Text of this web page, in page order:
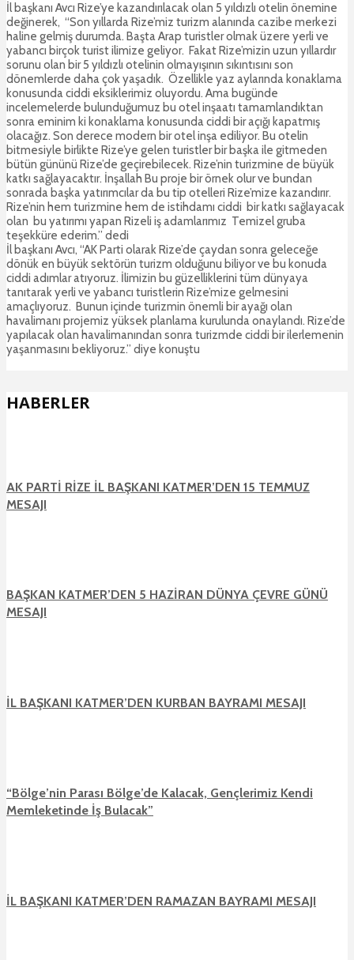
İl başkanı Avcı Rize’ye kazandırılacak olan 5 yıldızlı otelin önemine
değinerek, “Son yıllarda Rize’miz turizm alanında cazibe merkezi
haline gelmiş durumda. Başta Arap turistler olmak üzere yerli ve
yabancı birçok turist ilimize geliyor. Fakat Rize’mizin uzun yıllardır
sorunu olan bir 5 yıldızlı otelinin olmayışının sıkıntısını son
dönemlerde daha çok yaşadık. Özellikle yaz aylarında konaklama
konusunda ciddi eksiklerimiz oluyordu. Ama bugünde
incelemelerde bulunduğumuz bu otel inşaatı tamamlandıktan
sonra eminim ki konaklama konusunda ciddi bir açığı kapatmış
olacağız. Son derece modern bir otel inşa ediliyor. Bu otelin
bitmesiyle birlikte Rize’ye gelen turistler bir başka ile gitmeden
bütün gününü Rize’de geçirebilecek. Rize’nin turizmine de büyük
katkı sağlayacaktır. İnşallah Bu proje bir örnek olur ve bundan
sonrada başka yatırımcılar da bu tip otelleri Rize’mize kazandırır.
Rize’nin hem turizmine hem de istihdamı ciddi bir katkı sağlayacak
olan bu yatırımı yapan Rizeli iş adamlarımız Temizel gruba
teşekküre ederim.” dedi
İl başkanı Avcı, “AK Parti olarak Rize’de çaydan sonra geleceğe
dönük en büyük sektörün turizm olduğunu biliyor ve bu konuda
ciddi adımlar atıyoruz. İlimizin bu güzelliklerini tüm dünyaya
tanıtarak yerli ve yabancı turistlerin Rize’mize gelmesini
amaçlıyoruz. Bunun içinde turizmin önemli bir ayağı olan
havalimanı projemiz yüksek planlama kurulunda onaylandı. Rize’de
yapılacak olan havalimanından sonra turizmde ciddi bir ilerlemenin
yaşanmasını bekliyoruz.” diye konuştu
HABERLER
AK PARTİ RİZE İL BAŞKANI KATMER’DEN 15 TEMMUZ
MESAJI
BAŞKAN KATMER’DEN 5 HAZİRAN DÜNYA ÇEVRE GÜNÜ
MESAJI
İL BAŞKANI KATMER’DEN KURBAN BAYRAMI MESAJI
“Bölge’nin Parası Bölge’de Kalacak, Gençlerimiz Kendi
Memleketinde İş Bulacak”
İL BAŞKANI KATMER’DEN RAMAZAN BAYRAMI MESAJI